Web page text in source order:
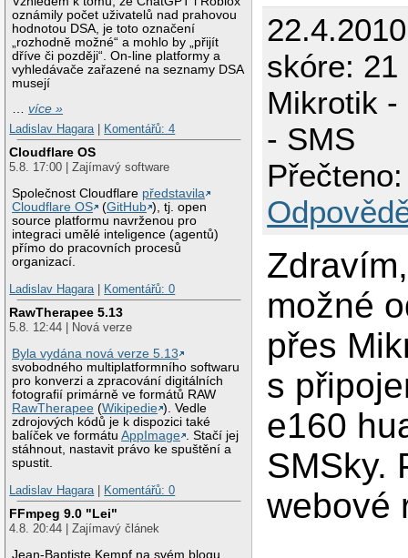
oznámily počet uživatelů nad prahovou
hodnotou DSA, je toto označení
„rozhodně možné“ a mohlo by „přijít
dříve či později“. On-line platformy a
vyhledávače zařazené na seznamy DSA
musejí
…více »
Ladislav Hagara
Komentářů: 4
Cloudflare OS
5.8. 17:00 | Zajímavý software
Společnost Cloudflare představila
Cloudflare OS
(GitHub ), tj. open
source platformu navrženou pro
integraci umělé inteligence (agentů)
přímo do pracovních procesů
organizací.
Ladislav Hagara
Komentářů: 0
RawTherapee 5.13
5.8. 12:44 | Nová verze
Byla vydána nová verze 5.13
svobodného multiplatformního softwaru
pro konverzi a zpracování digitálních
fotografií primárně ve formátů RAW
RawTherapee (Wikipedie ). Vedle
zdrojových kódů je k dispozici také
balíček ve formátuAppImage . Stačí jej
stáhnout, nastavit právo ke spuštění a
spustit.
Ladislav Hagara
Komentářů: 0
FFmpeg 9.0 "Lei"
4.8. 20:44 | Zajímavý článek
Jean-Baptiste Kempf na svém blogu
skóre: 21
Mikrotik -
- SMS
možné
přes
s
e160
SMSky.
webové